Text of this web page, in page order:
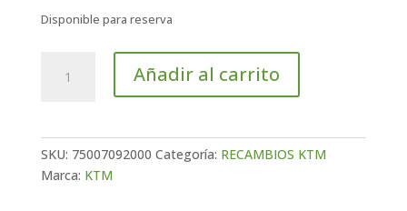
Disponible para reserva
CONNECTOR
Añadir al carrito
SKU: 75007092000 Categoría: RECAMBIOS KTM
Marca: KTM